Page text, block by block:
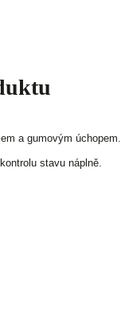
a gumovým úchopem.
stavu náplně.